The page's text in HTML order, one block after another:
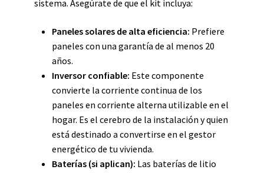
sistema. Asegúrate de que el kit incluya:
Paneles solares de alta eficiencia: Prefiere
paneles con una garantía de al menos 20
años.
Inversor confiable: Este componente
convierte la corriente continua de los
paneles en corriente alterna utilizable en el
hogar. Es el cerebro de la instalación y quien
está destinado a convertirse en el gestor
energético de tu vivienda.
Baterías (si aplican): Las baterías de litio